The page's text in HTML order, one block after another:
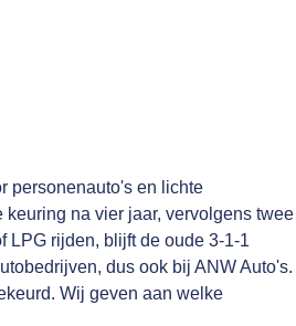
personenauto's en lichte
na vier jaar, vervolgens twee
LPG rijden, blijft de oude 3-1-1
dus ook bij ANW Auto's.
Wij geven aan welke